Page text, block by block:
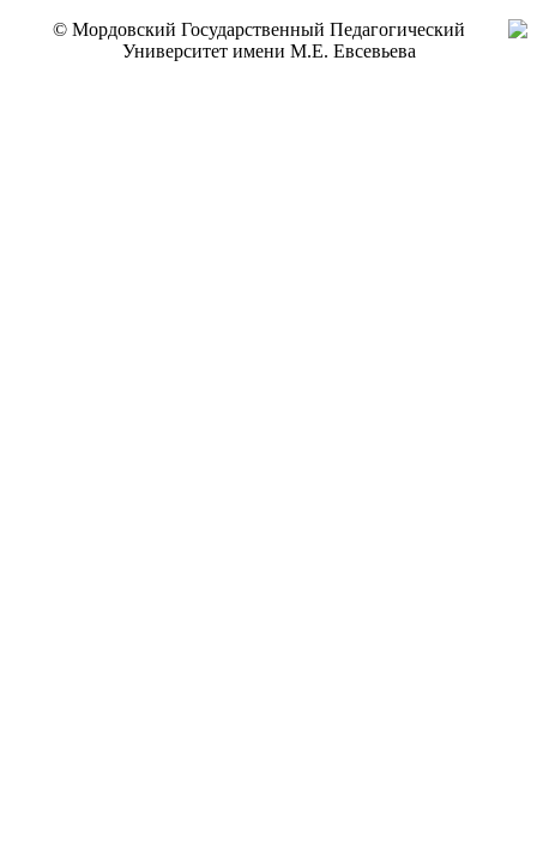
© Мордовский Государственный Педагогический
Университет имени М.Е. Евсевьева